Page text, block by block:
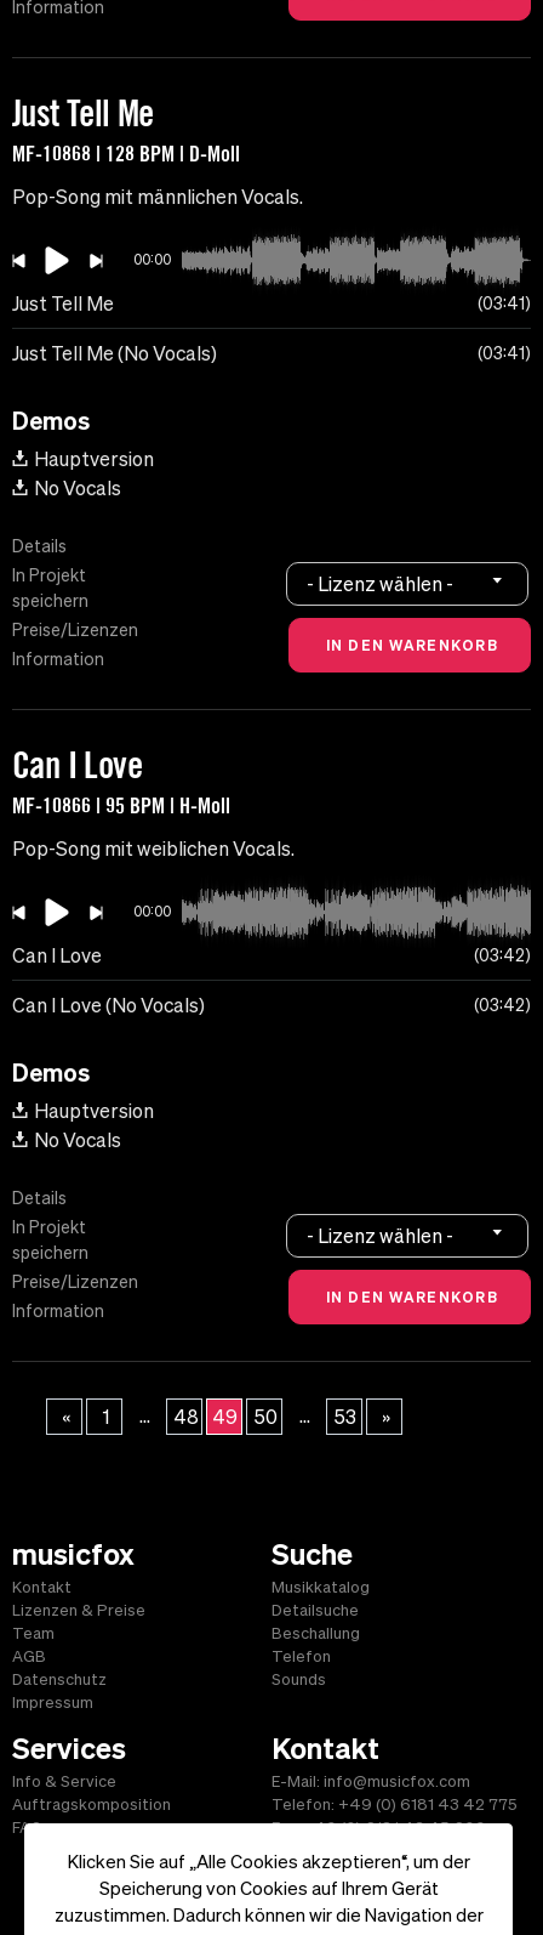
Klicken Sie auf „Alle Cookies akzeptieren“, um der
Speicherung von Cookies auf Ihrem Gerät
zuzustimmen. Dadurch können wir die Navigation der
Information
Just Tell Me
MF-10868 | 128 BPM | D-Moll
Pop-Song mit männlichen Vocals.
00:00
Just Tell Me 03:41
Just Tell Me (No Vocals) 03:41
Demos
Hauptversion
No Vocals
Details
In Projekt
speichern
Preise/Lizenzen
Information
- Lizenz wählen -
Can I Love
MF-10866 | 95 BPM | H-Moll
Pop-Song mit weiblichen Vocals.
00:00
Can I Love 03:42
Can I Love (No Vocals) 03:42
Demos
Hauptversion
No Vocals
Details
In Projekt
speichern
Preise/Lizenzen
Information
- Lizenz wählen -
« 1 ... 48 49 50 ... 53 »
musicfox
Kontakt
Lizenzen & Preise
Team
AGB
Datenschutz
Impressum
Suche
Musikkatalog
Detailsuche
Beschallung
Telefon
Sounds
Services
Info & Service
Auftragskomposition
FAQ
Kontakt
E-Mail: info@musicfox.com
Telefon: +49 (0) 6181 43 42 775
Fax: +49 (0) 6181 43 45 609